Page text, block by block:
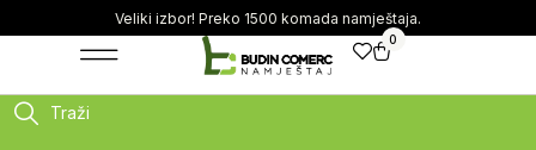
Veliki izbor! Preko 1500 komada namještaja.
0
Traži